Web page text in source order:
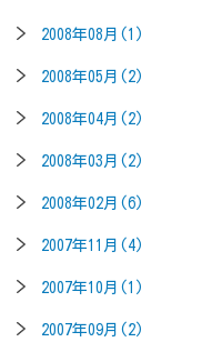
2008年08月(1)
2008年05月(2)
2008年04月(2)
2008年03月(2)
2008年02月(6)
2007年11月(4)
2007年10月(1)
2007年09月(2)